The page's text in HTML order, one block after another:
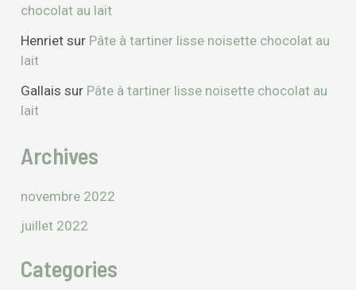
chocolat au lait
Henriet sur Pâte à tartiner lisse noisette chocolat au
lait
Gallais sur Pâte à tartiner lisse noisette chocolat au
lait
Archives
novembre 2022
juillet 2022
Categories